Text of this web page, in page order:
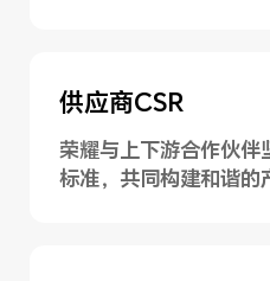
供应商CSR
荣耀与上下游合作伙伴
标准，共同构建和谐的